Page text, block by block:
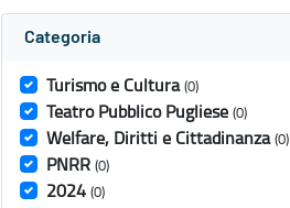
Categoria
Turismo e Cultura (0)
Teatro Pubblico Pugliese (0)
Welfare, Diritti e Cittadinanza (0)
PNRR (0)
2024 (0)